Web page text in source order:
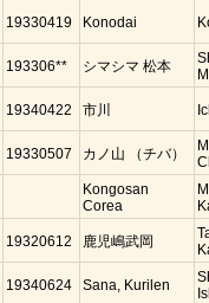
19330419 Konodai
193306** シマシマ 松本
19340422 市川
19330507 カノ山 （チバ）
Kongosan
Corea
19320612 鹿児嶋武岡
19340624 Sana, Kurilen